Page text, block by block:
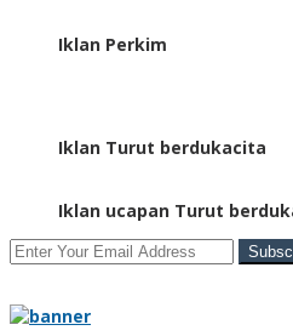
Iklan Perkim
Iklan Turut berdukacita
Iklan ucapan Turut